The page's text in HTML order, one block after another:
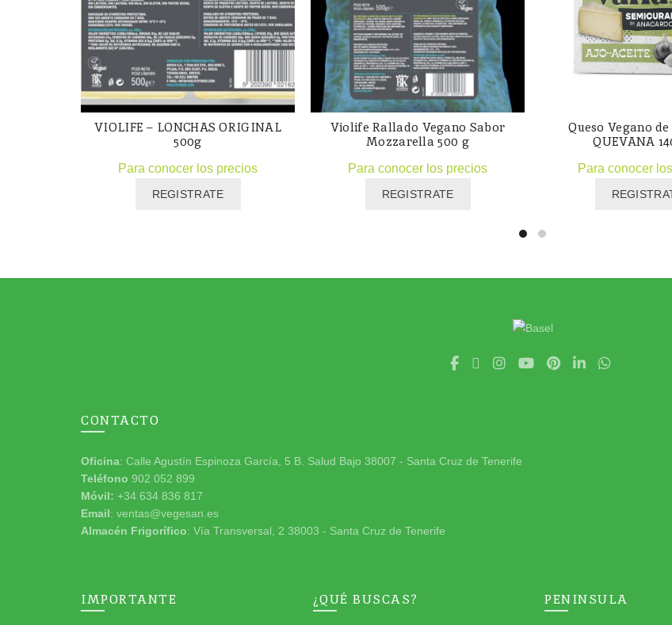
VIOLIFE – LONCHAS ORIGINAL
500g
Para conocer los precios
REGISTRATE
Violife Rallado Vegano Sabor
Mozzarella 500 g
Para conocer los precios
REGISTRATE
Queso Vegano
QUEVANA
Para conocer
CONTACTO
Oficina: Calle Agustín Espinoza García, 5 B. Salud Bajo 38007 - Santa Cruz de Tenerife
Teléfono 902 052 899
Móvil: +34 634 836 817
Email: ventas@vegesan.es
Almacén Frigorífico: Vía Transversal, 2 38003 - Santa Cruz de Tenerife
IMPORTANTE ¿QUÉ BUSCAS? PENINSULA